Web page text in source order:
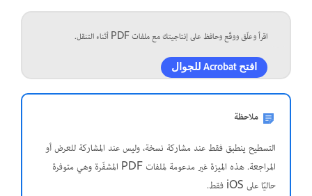
اقرأ وعلّق ووقّع وحافظ على إنتاجيتك مع ملفات PDF أثناء التنقل.
افتح Acrobat للجوال
ملاحظة
التسطيح ينطبق فقط عند مشاركة نسخة، وليس عند المشاركة للعرض أو
المراجعة. هذه الميزة غير مدعومة لملفات PDF المشفّرة وهي متوفرة
حاليًا على iOS فقط.